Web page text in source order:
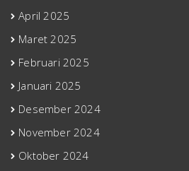
April 2025
Maret 2025
Februari 2025
Januari 2025
Desember 2024
November 2024
Oktober 2024